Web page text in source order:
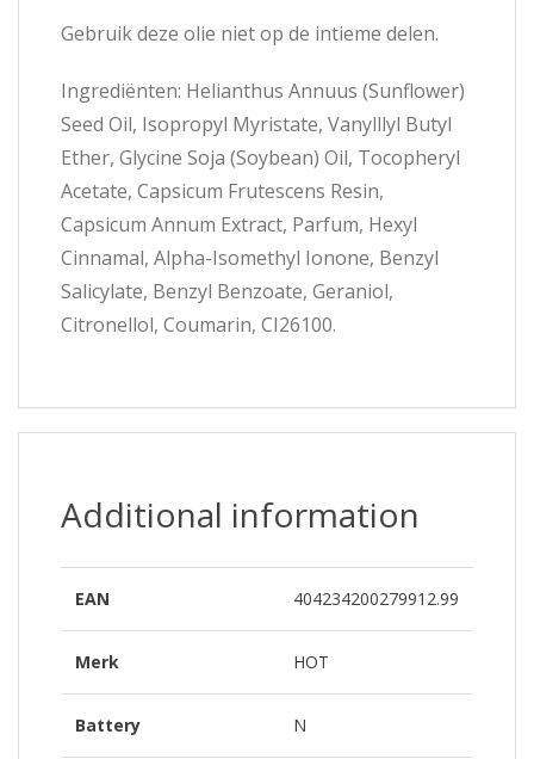
Gebruik deze olie niet op de intieme delen.
Ingrediënten: Helianthus Annuus (Sunflower)
Seed Oil, Isopropyl Myristate, Vanylllyl Butyl
Ether, Glycine Soja (Soybean) Oil, Tocopheryl
Acetate, Capsicum Frutescens Resin,
Capsicum Annum Extract, Parfum, Hexyl
Cinnamal, Alpha-Isomethyl Ionone, Benzyl
Salicylate, Benzyl Benzoate, Geraniol,
Citronellol, Coumarin, CI26100.
Additional information
EAN 404234200279912.99
Merk HOT
Battery N